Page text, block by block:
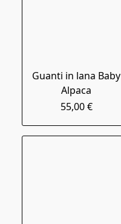
Guanti in lana Baby
Alpaca
55,00 €